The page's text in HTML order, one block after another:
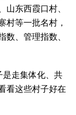
山东西霞口村、
村等一批名村，
数、管理指数、
是走集体化、共
看这些村子好在